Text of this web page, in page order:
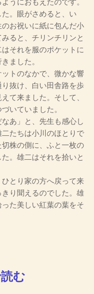
うにおもえたのです。
。眼がさめると、い
お祝いに紙に包んだ小
ると、チリンチリンと
それを服のポケットに
ました。
トのなかで、微かな響
抜け、白い田舎路を歩
て来ました。そして、
いていました。
あ」と、先生も感心し
たちは小川のほとりで
株の側に、ふと一枚の
。雄二はそれを拾いと
とり家の方へ戻って来
り聞えるのでした。雄
た美しい紅葉の葉をそ
む